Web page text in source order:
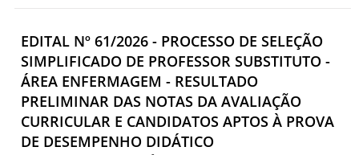
EDITAL Nº 61/2026 - PROCESSO DE SELEÇÃO
SIMPLIFICADO DE PROFESSOR SUBSTITUTO -
ÁREA ENFERMAGEM - RESULTADO
PRELIMINAR DAS NOTAS DA AVALIAÇÃO
CURRICULAR E CANDIDATOS APTOS À PROVA
DE DESEMPENHO DIDÁTICO